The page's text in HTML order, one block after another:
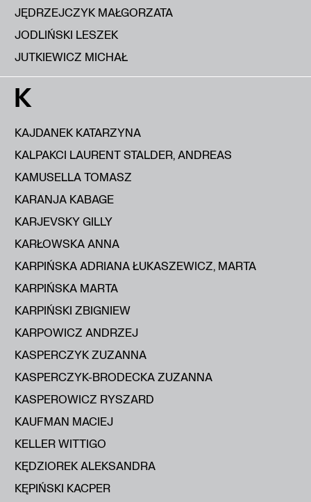
JĘDRZEJCZYK MAŁGORZATA
JODLIŃSKI LESZEK
JUTKIEWICZ MICHAŁ
K
KAJDANEK KATARZYNA
KALPAKCI LAURENT STALDER, ANDREAS
KAMUSELLA TOMASZ
KARANJA KABAGE
KARJEVSKY GILLY
KARŁOWSKA ANNA
KARPIŃSKA ADRIANA ŁUKASZEWICZ, MARTA
KARPIŃSKA MARTA
KARPIŃSKI ZBIGNIEW
KARPOWICZ ANDRZEJ
KASPERCZYK ZUZANNA
KASPERCZYK-BRODECKA ZUZANNA
KASPEROWICZ RYSZARD
KAUFMAN MACIEJ
KELLER WITTIGO
KĘDZIOREK ALEKSANDRA
KĘPIŃSKI KACPER